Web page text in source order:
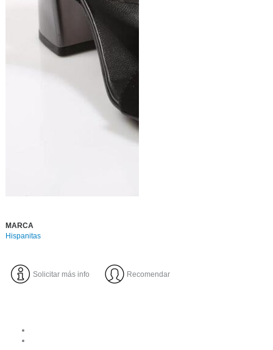
MARCA
Hispanitas
Solicitar más info Recomendar